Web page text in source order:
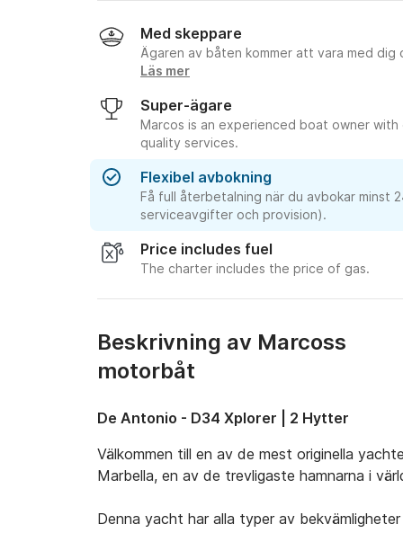
Med skeppare
Ägaren av båten kommer att vara med dig
Läs mer
Super-ägare
Marcos is an experienced boat owner
quality services.
Flexibel avbokning
Få full återbetalning när du avbokar minst
serviceavgifter och provision).
Price includes fuel
The charter includes the price of gas.
Beskrivning av Marcoss
motorbåt
De Antonio - D34 Xplorer | 2 Hytter
Välkommen till en av de mest originella
Marbella, en av de trevligaste hamnarna i
Denna yacht har alla typer av